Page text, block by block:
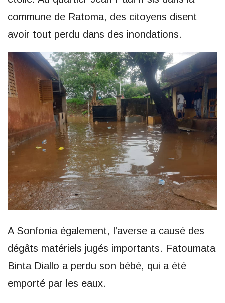
commune de Ratoma, des citoyens disent
avoir tout perdu dans des inondations.
A Sonfonia également, l’averse a causé des
dégâts matériels jugés importants. Fatoumata
Binta Diallo a perdu son bébé, qui a été
emporté par les eaux.